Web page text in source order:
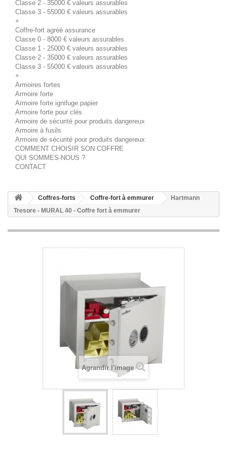
Classe 2 - 35000 € valeurs assurables
Classe 3 - 55000 € valeurs assurables
+
Coffre-fort agréé assurance
Classe 0 - 8000 € valeurs assurables
Classe 1 - 25000 € valeurs assurables
Classe 2 - 35000 € valeurs assurables
Classe 3 - 55000 € valeurs assurables
+
Armoires fortes
Armoire forte
Armoire forte ignifuge papier
Armoire forte pour clés
Armoire de sécurité pour produits dangereux
Armoire à fusils
Armoire de sécurité pour produits dangereux
COMMENT CHOISIR SON COFFRE
QUI SOMMES-NOUS ?
CONTACT
Coffres-forts Coffre-fort à emmurer
Hartmann
Tresore - MURAL 40 - Coffre fort à emmurer
Agrandir l'image